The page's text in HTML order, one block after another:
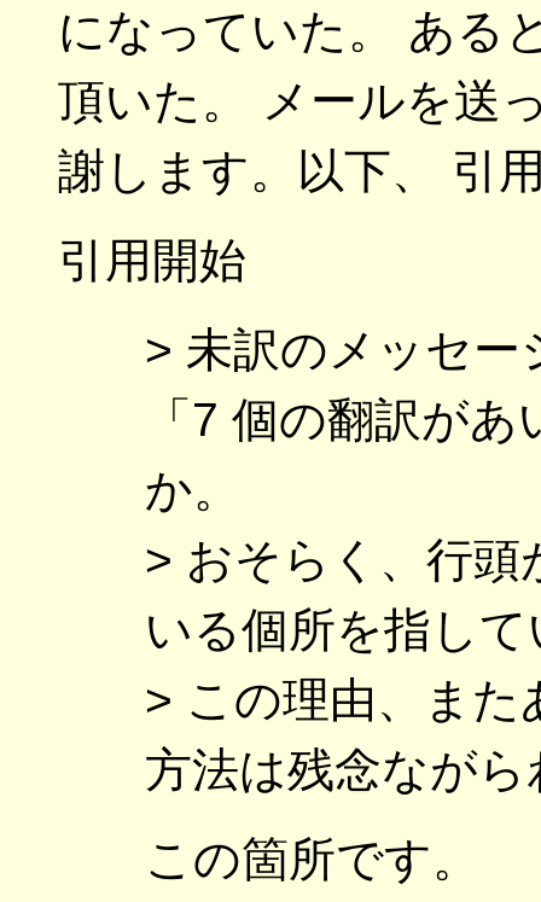
になっていた。 ある
頂いた。 メールを送
謝します。以下、 引
引用開始
> 未訳のメッセ
「7 個の翻訳が
か。
> おそらく、行
いる個所を指し
> この理由、ま
方法は残念なが
この箇所です。